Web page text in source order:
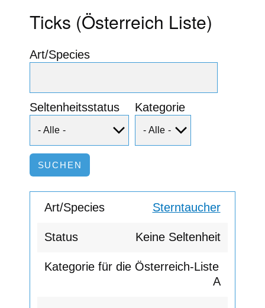
Ticks (Österreich Liste)
Art/Species
Seltenheitsstatus Kategorie
Sterntaucher
Keine Seltenheit
A